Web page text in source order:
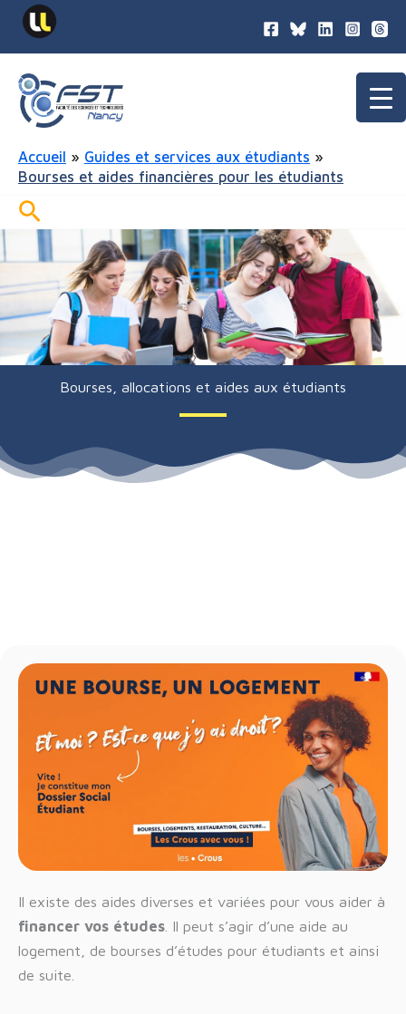
principal
Aller
Accueil
Guides et services aux étudiants
Bourses et aides financières pour les étudiants
Rechercher
Bourses, allocations et aides aux étudiants
Il existe des aides diverses et variées pour vous aider à
financer vos études . Il peut s’agir d’une aide au
logement, de bourses d’études pour étudiants et ainsi
de suite.